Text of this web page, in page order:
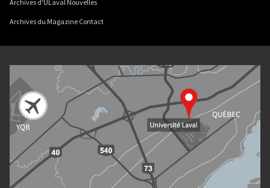
Archives d'ULaval Nouvelles
Archives du Magazine Contact